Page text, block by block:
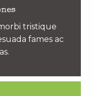
tristique
fames ac